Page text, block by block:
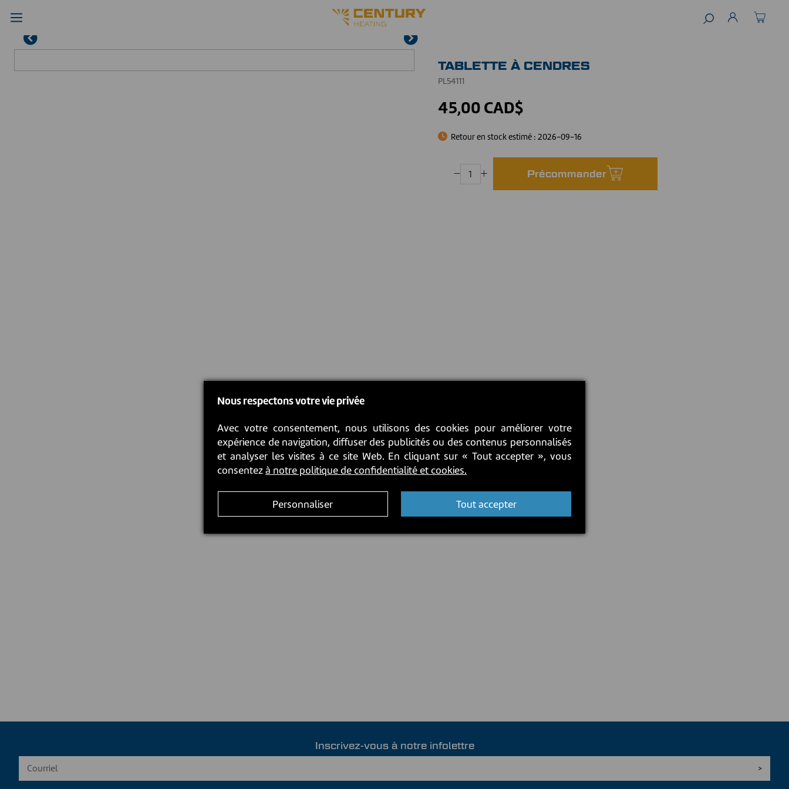
TABLETTE À CENDRES
PL54111
45,00 CAD$
Retour en stock estimé :2026-09-16
Précommander
Inscrivez-vous à notre infolettre
Nous respectons votre vie privée
Avec votre consentement, nous utilisons des cookies pour améliorer votre
expérience de navigation, diffuser des publicités ou des contenus personnalisés
et analyser les visites à ce site Web. En cliquant sur « Tout accepter », vous
consentezà notre politique de confidentialité et cookies.
Personnaliser Tout accepter